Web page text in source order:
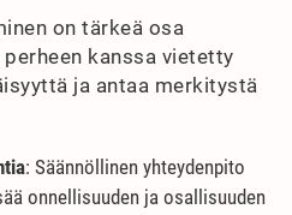
on tärkeä osa
kanssa vietetty
ja antaa merkitystä
: Säännöllinen yhteydenpito
onnellisuuden ja osallisuuden